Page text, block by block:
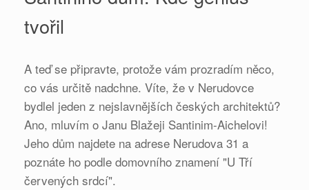
tvořil
A teď se připravte, protože vám prozradím něco,
co vás určitě nadchne. Víte, že v Nerudovce
bydlel jeden z nejslavnějších českých architektů?
Ano, mluvím o Janu Blažeji Santinim-Aichelovi!
Jeho dům najdete na adrese Nerudova 31 a
poznáte ho podle domovního znamení "U Tří
červených srdcí".